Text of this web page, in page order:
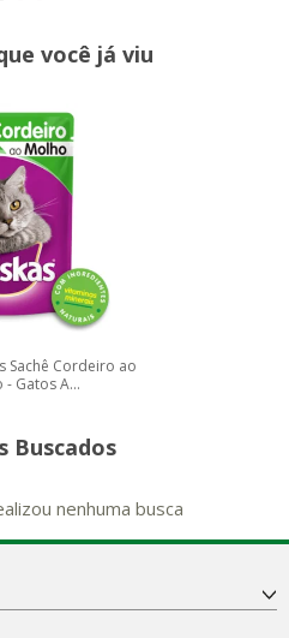
você já viu
Sachê Cordeiro ao
- Gatos A...
Buscados
nenhuma busca